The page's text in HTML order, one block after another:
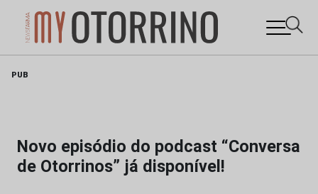
PUB
Novo episódio do podcast “Conversa
de Otorrinos” já disponível!